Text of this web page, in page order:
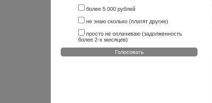
более 5 000 рублей
не знаю сколько (платят другие)
просто не оплачиваю (задолженность
более 2-х месяцев)
Голосовать